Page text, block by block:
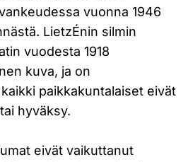
vuonna 1946
LietzÉnin silmin
vuodesta 1918
kuva, ja on
paikkakuntalaiset eivät
hyväksy.
eivät vaikuttanut